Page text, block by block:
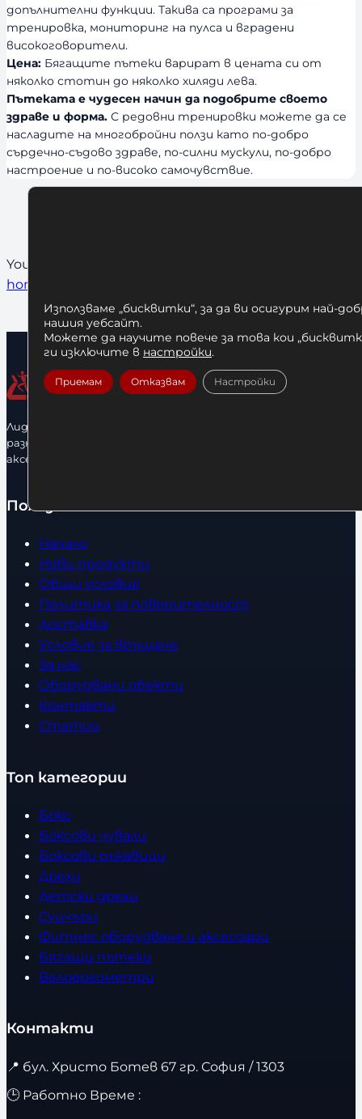
допълнителни функции. Такива са програми за
тренировка, мониторинг на пулса и вградени
високоговорители.
Цена: Бягащите пътеки варират в цената си от
няколко стотин до няколко хиляди лева.
Пътеката е чудесен начин да подобрите своето
здраве и форма. С редовни тренировки можете да се
насладите на многобройни ползи като по-добро
сърдечно-съдово здраве, по-силни мускули, по-добро
настроение и по-високо самочувствие.
You can try
home
Лидерфитнес е водещ вносител и представител на голямо
разнообразие от бойна екипировка, фитнес уреди и
аксесоари.
Полезно
Начало
Нови продукти
Общи условия
Политика за поверителност
Доставка
Условия за връщане
За нас
Оборудвани обекти
Контакти
Статии
Топ категории
Бокс
Боксови чували
Боксови ръкавици
Дрехи
Детски дрехи
Суичъри
Фитнес оборудване и аксесоари
Бягащи пътеки
Велоергометри
Контакти
📍 бул. Христо Ботев 67 гр. София / 1303
🕒 Работно Време :
Използваме „бисквитки“, за да ви осигурим най-
нашия уебсайт.
Можете да научите повече за това кои
ги изключите в настройки.
Приемам Отказвам Настройки